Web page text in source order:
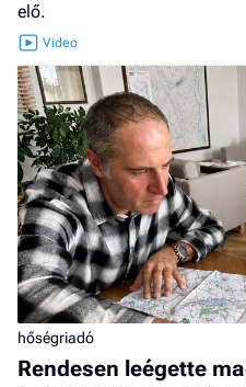
elő.
hőségriadó
Rendesen leégette